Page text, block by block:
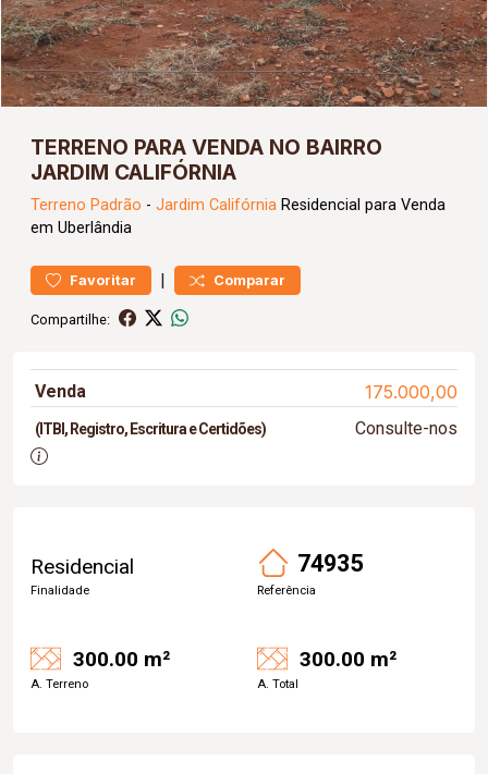
TERRENO PARA VENDA NO BAIRRO
JARDIM CALIFÓRNIA
Terreno Padrão - Jardim Califórnia Residencial para Venda
em Uberlândia
Favoritar | Comparar
Compartilhe:
Venda 175.000,00
(ITBI, Registro, Escritura e Certidões) Consulte-nos
Residencial
Finalidade
74935
Referência
300.00 m²
A. Terreno
300.00 m²
A. Total